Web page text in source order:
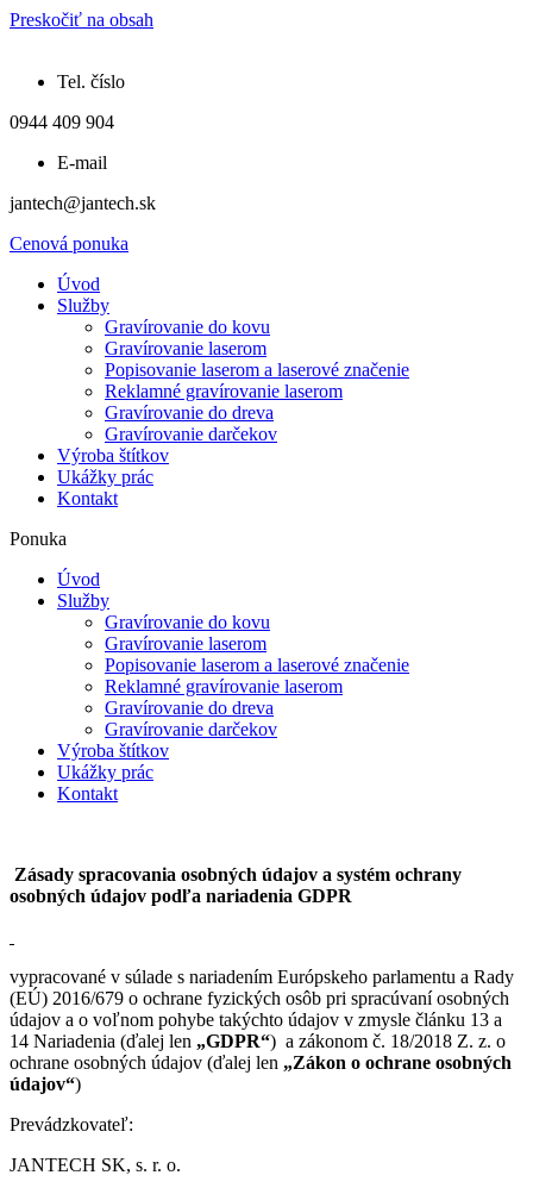
Preskočiť na obsah
Tel. číslo
0944 409 904
E-mail
jantech@jantech.sk
Cenová ponuka
Úvod
Služby
Gravírovanie do kovu
Gravírovanie laserom
Popisovanie laserom a laserové značenie
Reklamné gravírovanie laserom
Gravírovanie do dreva
Gravírovanie darčekov
Výroba štítkov
Ukážky prác
Kontakt
Ponuka
Úvod
Služby
Gravírovanie do kovu
Gravírovanie laserom
Popisovanie laserom a laserové značenie
Reklamné gravírovanie laserom
Gravírovanie do dreva
Gravírovanie darčekov
Výroba štítkov
Ukážky prác
Kontakt
Zásady spracovania osobných údajov a systém ochrany
osobných údajov podľa nariadenia GDPR
vypracované v súlade s nariadením Európskeho parlamentu a Rady
(EÚ) 2016/679 o ochrane fyzických osôb pri spracúvaní osobných
údajov a o voľnom pohybe takýchto údajov v zmysle článku 13 a
14 Nariadenia (ďalej len „GDPR“) a zákonom č. 18/2018 Z. z. o
ochrane osobných údajov (ďalej len „Zákon o ochrane osobných
údajov“)
Prevádzkovateľ:
JANTECH SK, s. r. o.